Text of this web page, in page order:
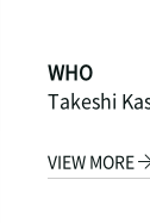
WHO
Takeshi
VIEW MORE